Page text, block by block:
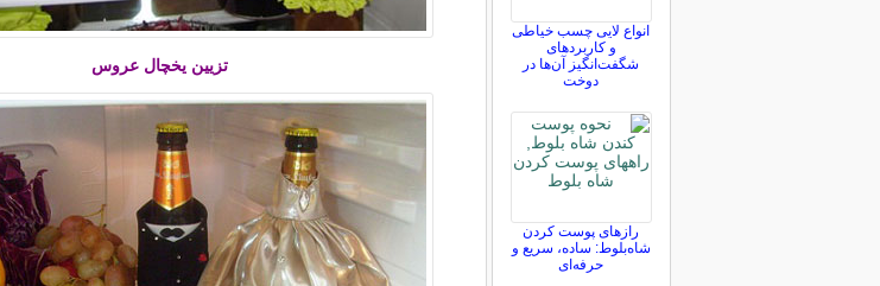
تزیین یخچال عروس
انواع لایی چسب خیاطی
و کاربردهای
شگفت‌انگیز آن‌ها در
دوخت
رازهای پوست کردن
شاه‌بلوط: ساده، سریع و
حرفه‌ای